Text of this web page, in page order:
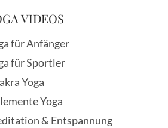
VIDEOS
für Anfänger
für Sportler
Yoga
Yoga
& Entspannung